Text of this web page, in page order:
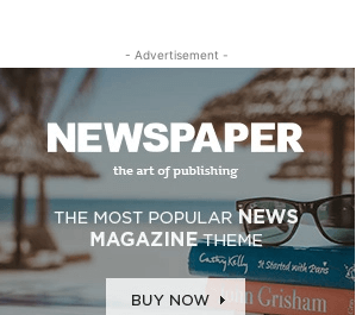
- Advertisement -